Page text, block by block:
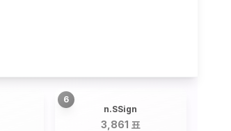
6
n.SSign
3,861 표